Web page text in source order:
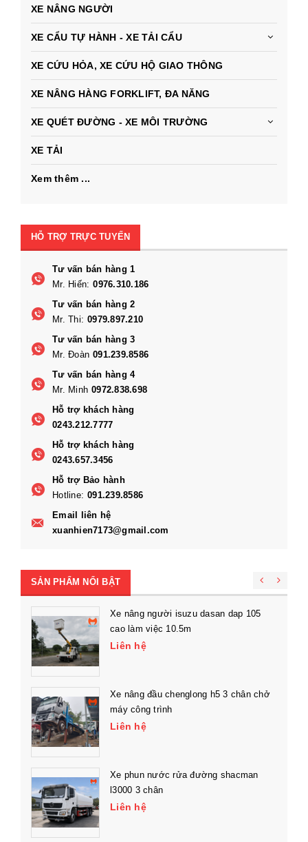
XE NÂNG NGƯỜI
XE CẨU TỰ HÀNH - XE TẢI CẨU
XE CỨU HỎA, XE CỨU HỘ GIAO THÔNG
XE NÂNG HÀNG FORKLIFT, ĐA NĂNG
XE QUÉT ĐƯỜNG - XE MÔI TRƯỜNG
XE TẢI
Xem thêm ...
HỖ TRỢ TRỰC TUYẾN
Tư vấn bán hàng 1
Mr. Hiến: 0976.310.186
Tư vấn bán hàng 2
Mr. Thi: 0979.897.210
Tư vấn bán hàng 3
Mr. Đoàn 091.239.8586
Tư vấn bán hàng 4
Mr. Minh 0972.838.698
Hỗ trợ khách hàng
0243.212.7777
Hỗ trợ khách hàng
0243.657.3456
Hỗ trợ Bảo hành
Hotline: 091.239.8586
Email liên hệ
xuanhien7173@gmail.com
SẢN PHẨM NỔI BẬT
Xe nâng người isuzu dasan dap 105
cao làm việc 10.5m
Liên hệ
Xe nâng đầu chenglong h5 3 chân chở
máy công trình
Liên hệ
Xe phun nước rửa đường shacman
l3000 3 chân
Liên hệ